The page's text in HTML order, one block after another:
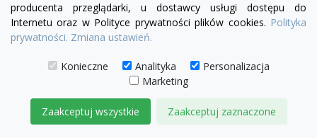
visibility
zielonyczerwonyczekoladowy
miętowy
błękitny
turkusowy
Fotel Chesterfield Classic skóra Dubai
4 690,00 zł
producenta przeglądarki, u dostawcy usługi dostępu do
Internetu oraz w Polityce prywatności plików cookies. Polityka
prywatności. Zmiana ustawień.
Konieczne Analityka
Personalizacja
Marketing
Zaakceptuj wszystkie Zaakceptuj zaznaczone